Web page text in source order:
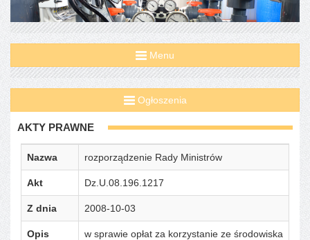
Menu
Ogłoszenia
AKTY PRAWNE
Nazwa rozporządzenie Rady Ministrów
Akt Dz.U.08.196.1217
Z dnia 2008-10-03
Opis w sprawie opłat za korzystanie ze środowiska